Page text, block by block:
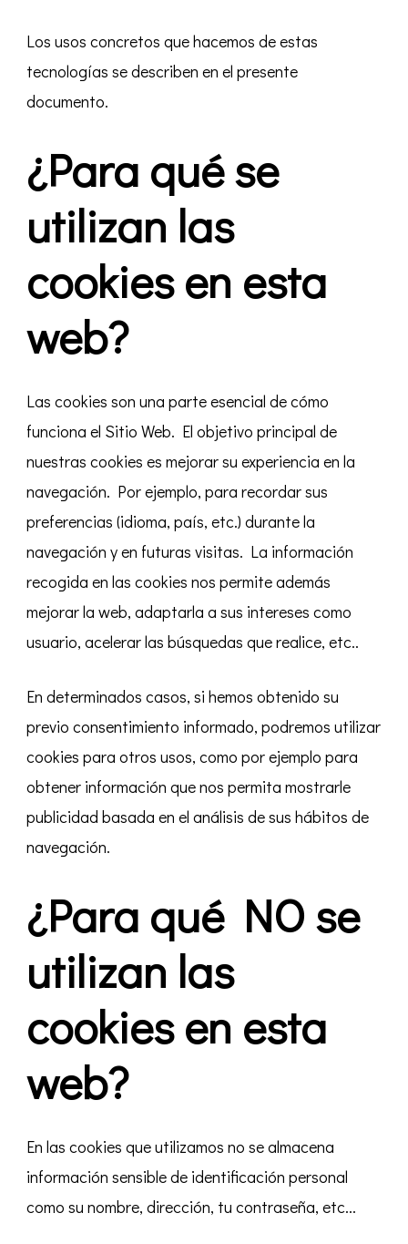
Los usos concretos que hacemos de estas
tecnologías se describen en el presente
documento.
¿Para qué se
utilizan las
cookies en esta
web?
Las cookies son una parte esencial de cómo
funciona el Sitio Web. El objetivo principal de
nuestras cookies es mejorar su experiencia en la
navegación. Por ejemplo, para recordar sus
preferencias (idioma, país, etc.) durante la
navegación y en futuras visitas. La información
recogida en las cookies nos permite además
mejorar la web, adaptarla a sus intereses como
usuario, acelerar las búsquedas que realice, etc..
En determinados casos, si hemos obtenido su
previo consentimiento informado, podremos utilizar
cookies para otros usos, como por ejemplo para
obtener información que nos permita mostrarle
publicidad basada en el análisis de sus hábitos de
navegación.
¿Para qué NO se
utilizan las
cookies en esta
web?
En las cookies que utilizamos no se almacena
información sensible de identificación personal
como su nombre, dirección, tu contraseña, etc...